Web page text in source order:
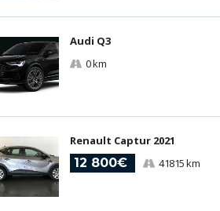
Audi Q3
0 km
Renault Captur 2021
12 800€ 41815 km